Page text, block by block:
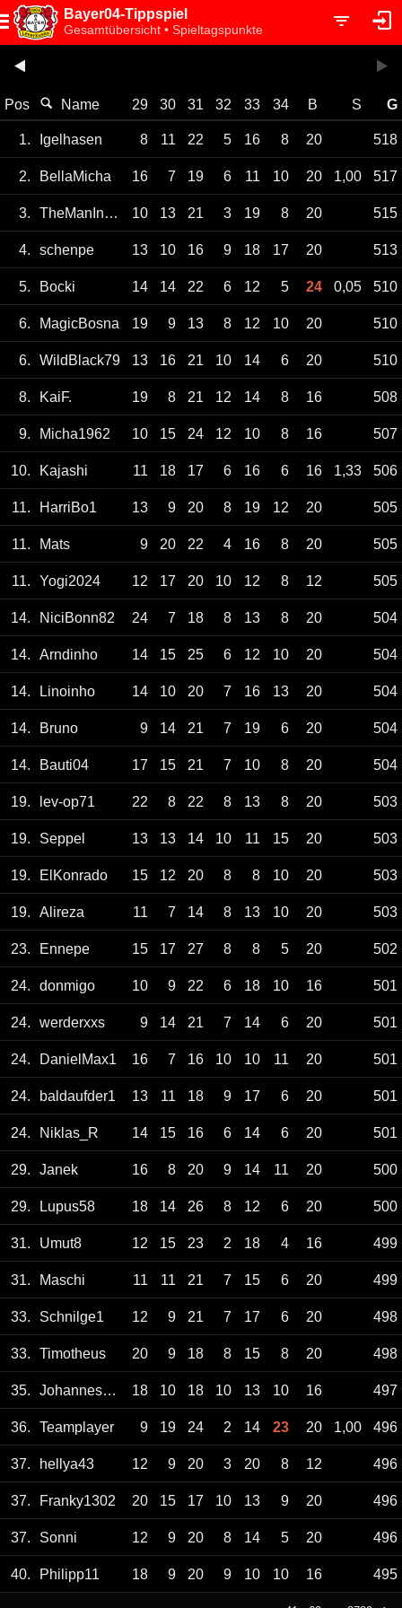
Bayer04-Tippspiel
Gesamtübersicht • Spieltagspunkte
Pos Name 29 30 31 32 33 34 B S G
1. Igelhasen 8 11 22 5 16 8 20 518
2. BellaMicha 16 7 19 6 11 10 20 1,00 517
3. TheManInTheSuit 10 13 21 3 19 8 20 515
4. schenpe 13 10 16 9 18 17 20 513
5. Bocki 14 14 22 6 12 5 24 0,05 510
6. MagicBosna 19 9 13 8 12 10 20 510
6. WildBlack79 13 16 21 10 14 6 20 510
8. KaiF. 19 8 21 12 14 8 16 508
9. Micha1962 10 15 24 12 10 8 16 507
10. Kajashi 11 18 17 6 16 6 16 1,33 506
11. HarriBo1 13 9 20 8 19 12 20 505
11. Mats 9 20 22 4 16 8 20 505
11. Yogi2024 12 17 20 10 12 8 12 505
14. NiciBonn82 24 7 18 8 13 8 20 504
14. Arndinho 14 15 25 6 12 10 20 504
14. Linoinho 14 10 20 7 16 13 20 504
14. Bruno 9 14 21 7 19 6 20 504
14. Bauti04 17 15 21 7 10 8 20 504
19. lev-op71 22 8 22 8 13 8 20 503
19. Seppel 13 13 14 10 11 15 20 503
19. ElKonrado 15 12 20 8 8 10 20 503
19. Alireza 11 7 14 8 13 10 20 503
23. Ennepe 15 17 27 8 8 5 20 502
24. donmigo 10 9 22 6 18 10 16 501
24. werderxxs 9 14 21 7 14 6 20 501
24. DanielMax1 16 7 16 10 10 11 20 501
24. baldaufder1 13 11 18 9 17 6 20 501
24. Niklas_R 14 15 16 6 14 6 20 501
29. Janek 16 8 20 9 14 11 20 500
29. Lupus58 18 14 26 8 12 6 20 500
31. Umut8 12 15 23 2 18 4 16 499
31. Maschi 11 11 21 7 15 6 20 499
33. Schnilge1 12 9 21 7 17 6 20 498
33. Timotheus 20 9 18 8 15 8 20 498
35. Johannes294 18 10 18 10 13 10 16 497
36. Teamplayer 9 19 24 2 14 23 20 1,00 496
37. hellya43 12 9 20 3 20 8 12 496
37. Franky1302 20 15 17 10 13 9 20 496
37. Sonni 12 9 20 8 14 5 20 496
40. Philipp11 18 9 20 9 10 10 16 495